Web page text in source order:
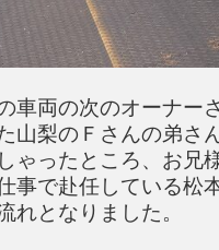
車両の次のオーナー
山梨のＦさんの弟さ
ゃったところ、お兄
事で赴任している松
れとなりました。